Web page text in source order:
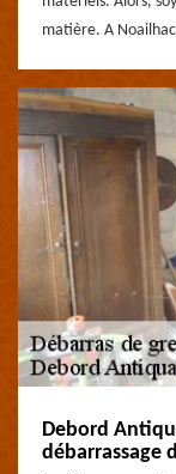
matière. A
Debord
débarrassage